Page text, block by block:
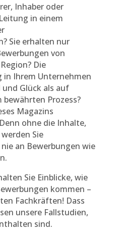
Inhaber oder
in einem
Sie erhalten nur
von
Die
Ihrem Unternehmen
Glück als auf
Prozess?
Magazins
ohne die Inhalte,
Sie
an Bewerbungen wie
Sie Einblicke, wie
kommen –
Fachkräften! Dass
unsere Fallstudien,
sind.